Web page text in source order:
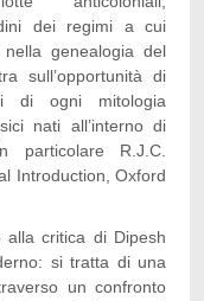
dei regimi a cui
genealogia del
sull’opportunità di
di ogni mitologia
nati all’interno di
particolare R.J.C.
Introduction, Oxford
alla critica di Dipesh
si tratta di una
un confronto